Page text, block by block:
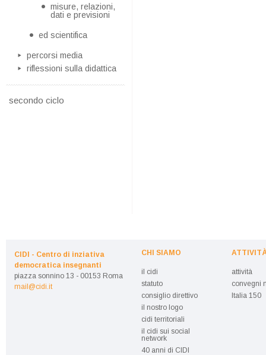
misure, relazioni,
dati e previsioni
ed scientifica
percorsi media
riflessioni sulla didattica
secondo ciclo
CIDI - Centro di inziativa
democratica insegnanti
piazza sonnino 13 - 00153 Roma
mail@cidi.it
CHI SIAMO
il cidi
statuto
consiglio direttivo
il nostro logo
cidi territoriali
il cidi sui social
network
40 anni di CIDI
attività
convegni
Italia 150